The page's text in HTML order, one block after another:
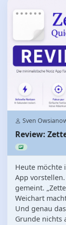
Sven
Review:
Heute möchte
App
gemeint.
Weichart
Und genau
Grunde nichts